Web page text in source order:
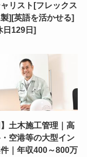
リスト[フレックス
][英語を活かせる]
日129日]
】土木施工管理｜高
空港等の大型イン
｜年収400～800万